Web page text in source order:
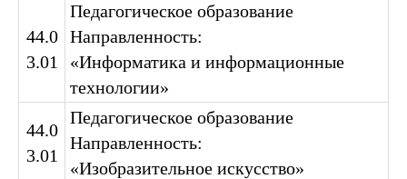
44.0
3.01
Педагогическое образование
Направленность:
«Информатика и информационные
технологии»
44.0
3.01
Педагогическое образование
Направленность:
«Изобразительное искусство»